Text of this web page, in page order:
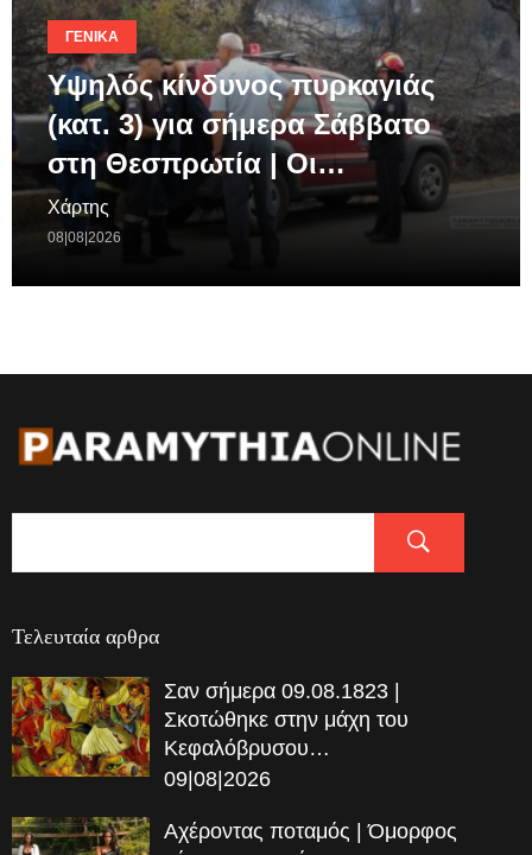
ΓΕΝΙΚΆ
Υψηλός κίνδυνος πυρκαγιάς
(κατ. 3) για σήμερα Σάββατο
στη Θεσπρωτία | Οι…
Χάρτης
08|08|2026
Τελευταία αρθρα
Σαν σήμερα 09.08.1823 |
Σκοτώθηκε στην μάχη του
Κεφαλόβρυσου…
09|08|2026
Αχέροντας ποταμός | Όμορφος